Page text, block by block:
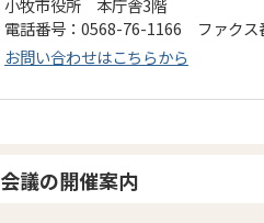
小牧市役所 本庁舎3階
電話番号：0568-76-1166 ファクス
お問い合わせはこちらから
会議の開催案内